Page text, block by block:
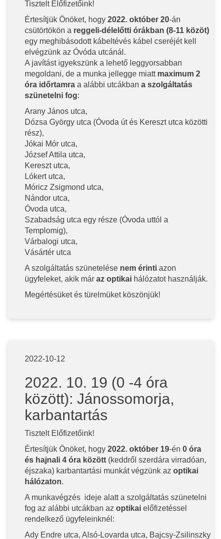
Tisztelt Előfizetőink!
Értesítjük Önöket, hogy 2022. október 20-án
csütörtökön a reggeli-délelőtti órákban (8-11 közöt)
egy meghibásodott kábeltévés kábel cseréjét kell
elvégzünk az Óvóda utcánál.
A javítást igyekszünk a lehető leggyorsabban
megoldani, de a munka jellegge miatt maximum 2
óra időrtamra a alábbi utcákban a szolgáltatás
szünetelni fog:
Arany János utca,
Dózsa György utca (Óvoda út és Kereszt utca közötti
rész),
Jókai Mór utca,
József Attila utca,
Kereszt utca,
Lókert utca,
Móricz Zsigmond utca,
Nándor utca,
Óvoda utca,
Szabadság utca egy része (Óvoda uttól a
Templomig),
Várbalogi utca,
Vásártér utca
A szolgáltatás szünetelése nem érinti azon
ügyfeleket, akik már az optikai hálózatot használják.
Megértésüket és türelmüket köszönjük!
2022-10-12
2022. 10. 19 (0 -4 óra
között): Jánossomorja,
karbantartás
Tisztelt Előfizetőink!
Értesítjük Önöket, hogy 2022. október 19-én 0 óra
és hajnali 4 óra között (keddről szerdára virradóan,
éjszaka) karbantartási munkát végzünk az optikai
hálózaton.
A munkavégzés ideje alatt a szolgáltatás szünetelni
fog az alábbi utcákban az optikai előfizetéssel
rendelkező ügyfeleinknél:
Ady Endre utca, Alsó-Lovarda utca, Bajcsy-Zsilinszky